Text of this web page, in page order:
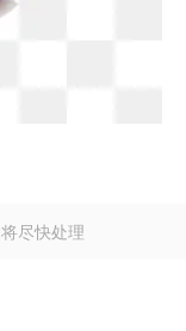
尽快处理